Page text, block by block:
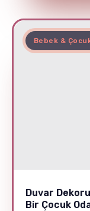
Bebek &
Duvar
Bir Çocuk